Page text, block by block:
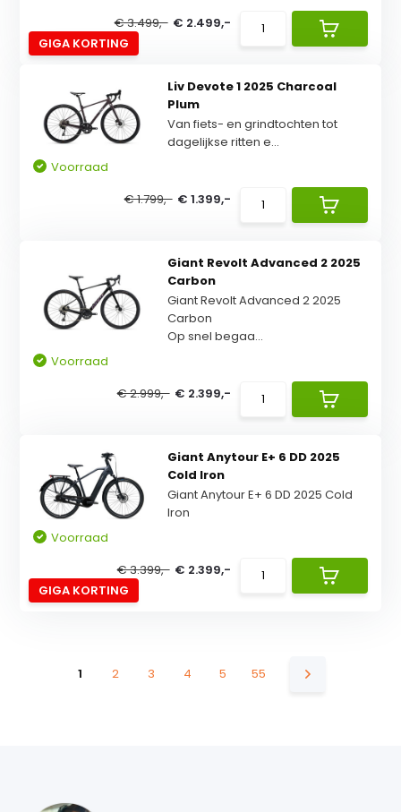
GIGA KORTING
€ 3.499,- € 2.499,-
Liv Devote 1 2025 Charcoal
Plum
Van fiets- en grindtochten tot
dagelijkse ritten e...
Voorraad
€ 1.799,- € 1.399,-
Giant Revolt Advanced 2 2025
Carbon
Giant Revolt Advanced 2 2025
Carbon
Op snel begaa...
Voorraad
€ 2.999,- € 2.399,-
GIGA KORTING
Giant Anytour E+ 6 DD 2025
Cold Iron
Giant Anytour E+ 6 DD 2025 Cold
Iron
Voorraad
€ 3.399,- € 2.399,-
1 2 3 4 5 55